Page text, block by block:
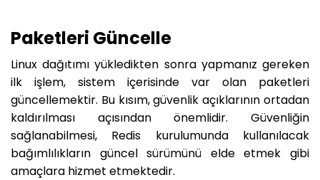
Paketleri Güncelle
Linux dağıtımı yükledikten sonra yapmanız gereken
ilk işlem, sistem içerisinde var olan paketleri
güncellemektir. Bu kısım, güvenlik açıklarının ortadan
kaldırılması açısından önemlidir. Güvenliğin
sağlanabilmesi, Redis kurulumunda kullanılacak
bağımlılıkların güncel sürümünü elde etmek gibi
amaçlara hizmet etmektedir.